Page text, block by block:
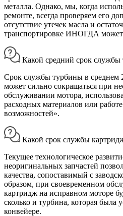
металла. Однако, мы, когда
ремонте, всегда проверяем его
отсутствие утечек масла и
транспортировке ИНОГДА может
Какой средний срок службы
Срок службы турбины в среднем
может сильно сокращаться при
обслуживании мотора,
расходных материалов или
возможностей».
Какой срок службы
Текущее технологическое
неоригинальных запчастей
качества, сопоставимый с
образом, при своевременном
картридж на исправном моторе
сколько и турбина, которая была
конвейере.